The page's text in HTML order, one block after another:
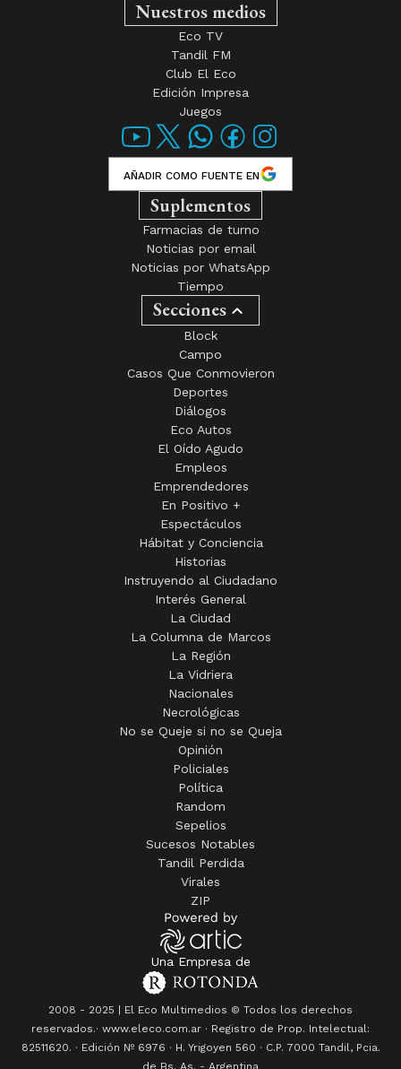
Eco TV
Tandil FM
Juegos
AÑADIR COMO FUENTE EN
Suplementos
Farmacias de turno
Noticias por email
Tiempo
Secciones
Block
Campo
Deportes
Diálogos
Eco Autos
El Oído Agudo
Empleos
Emprendedores
En Positivo +
Espectáculos
Hábitat y Conciencia
Historias
Instruyendo al Ciudadano
La Ciudad
La Vidriera
Nacionales
No se Queje si no se Queja
Opinión
Policiales
Política
Random
Tandil Perdida
Una Empresa de
2008 - 2025 | El Eco Multimedios © Todos los derechos